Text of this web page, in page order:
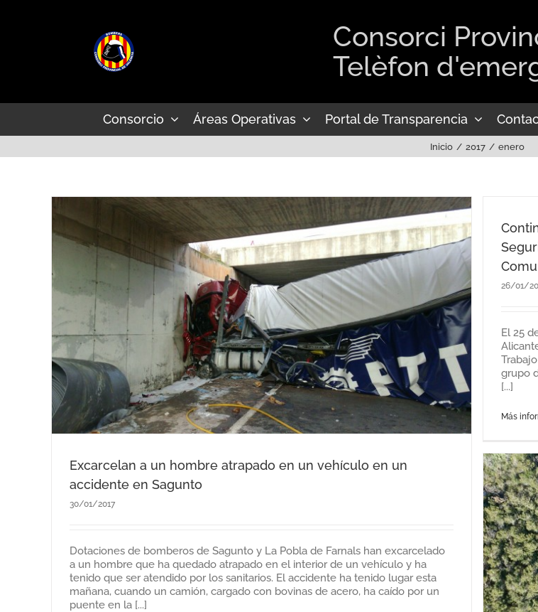
Consorci
Telèfon
Consorcio Áreas Operativas Portal de Transparencia
Inicio 2017 enero
Excarcelan a un hombre atrapado en un vehículo en un
accidente en Sagunto
30/01/2017
Dotaciones de bomberos de Sagunto y La Pobla de Farnals han excarcelado
a un hombre que ha quedado atrapado en el interior de un vehículo y ha
tenido que ser atendido por los sanitarios. El accidente ha tenido lugar esta
mañana, cuando un camión, cargado con bovinas de acero, ha caído por un
puente en la [...]
26/01/
El 25
grupo
[...]
Más
Los bomberos rescatan a una mujer en la montaña de
Cullera